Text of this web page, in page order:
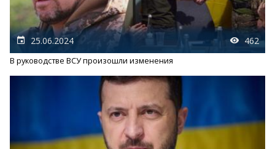
25.06.2024 462
В руководстве ВСУ произошли изменения